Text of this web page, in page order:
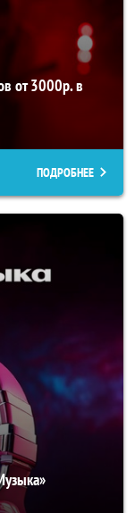
от 3000р. в
ПОДРОБНЕЕ